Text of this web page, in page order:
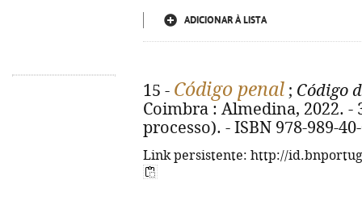
ADICIONAR À LISTA
15 - Código penal ; Código
Coimbra : Almedina, 2022. -
processo). - ISBN 978-989-
Link persistente: http://